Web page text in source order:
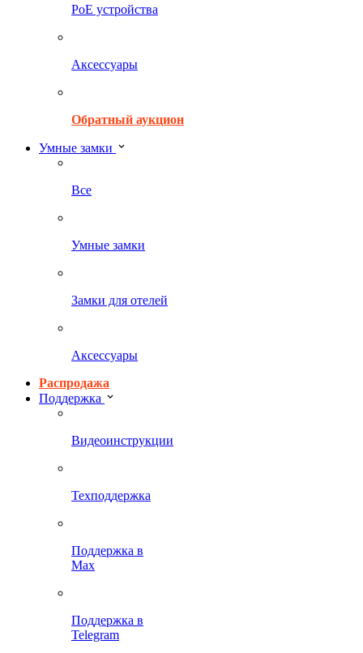
PoE устройства
Аксессуары
Обратный аукцион
Умные замки
Все
Умные замки
Замки для отелей
Аксессуары
Распродажа
Поддержка
Видеоинструкции
Техподдержка
Поддержка в
Max
Поддержка в
Telegram